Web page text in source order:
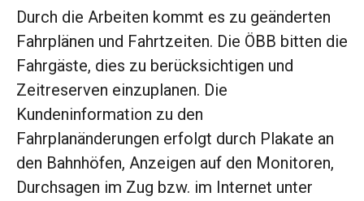
Durch die Arbeiten kommt es zu geänderten
Fahrplänen und Fahrtzeiten. Die ÖBB bitten die
Fahrgäste, dies zu berücksichtigen und
Zeitreserven einzuplanen. Die
Kundeninformation zu den
Fahrplanänderungen erfolgt durch Plakate an
den Bahnhöfen, Anzeigen auf den Monitoren,
Durchsagen im Zug bzw. im Internet unter